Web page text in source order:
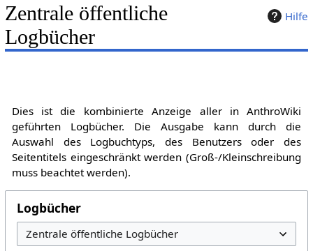
Hilfe
Zentrale öffentliche
Logbücher
Dies ist die kombinierte Anzeige aller in AnthroWiki
geführten Logbücher. Die Ausgabe kann durch die
Auswahl des Logbuchtyps, des Benutzers oder des
Seitentitels eingeschränkt werden (Groß-/Kleinschreibung
muss beachtet werden).
Logbücher